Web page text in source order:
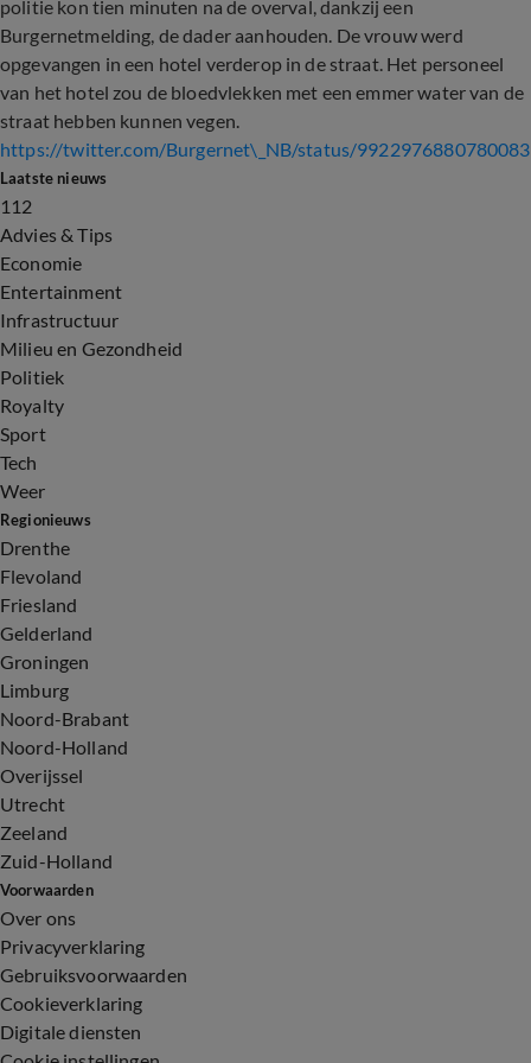
politie kon tien minuten na de overval, dankzij een
Burgernetmelding, de dader aanhouden. De vrouw werd
opgevangen in een hotel verderop in de straat. Het personeel
van het hotel zou de bloedvlekken met een emmer water van de
straat hebben kunnen vegen.
https://twitter.com/Burgernet\_NB/status/
Laatste nieuws
112
Advies & Tips
Economie
Entertainment
Infrastructuur
Milieu en Gezondheid
Politiek
Royalty
Sport
Tech
Weer
Regionieuws
Drenthe
Flevoland
Friesland
Gelderland
Groningen
Limburg
Noord-Brabant
Noord-Holland
Overijssel
Utrecht
Zeeland
Zuid-Holland
Voorwaarden
Over ons
Privacyverklaring
Gebruiksvoorwaarden
Cookieverklaring
Digitale diensten